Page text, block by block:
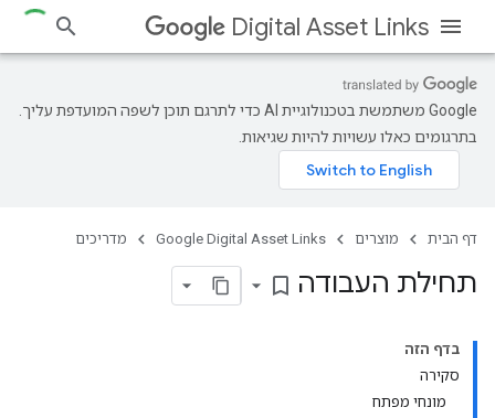
Digital Asset Links
‫Google משתמשת בטכנולוגיית AI כדי לתרגם תוכן לשפה המועדפת עליך.
בתרגומים כאלו עשויות להיות שגיאות.
דף הבית מוצרים Google Digital Asset Links מדריכים
תחילת העבודה bookmark_border
בדף הזה
סקירה
מונחי מפתח